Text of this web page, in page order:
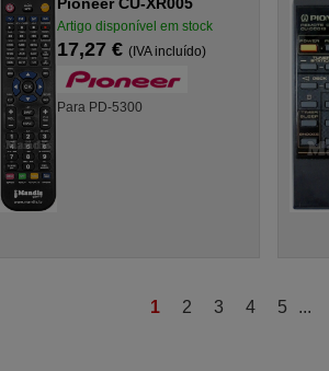
Pioneer CU-XR005
Artigo disponível em stock
17,27 € (IVA incluído)
Para PD-5300
1 2 3 4 5 ...